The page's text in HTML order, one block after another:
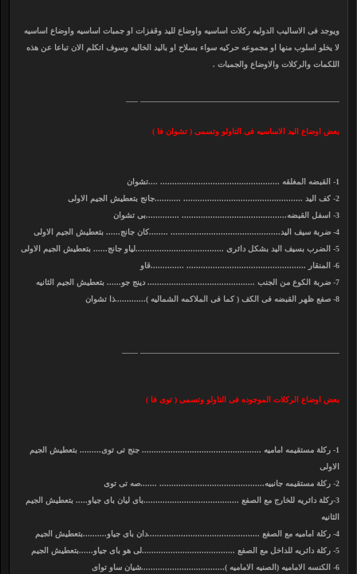
ويوجد فى الاساليب الدوليه ركلات اساسيه واوضاع لليد وقفزات او جمبات اساسيه واوضاع اساسيه
لا يخلو اسلوب منها او مجموعه حركيه سواء بسلاح او باليد الخاليه وسوف اتكلم الان تباعا عن هذه
اللكمات والركلات والاوضاع والجمبات .
بعض اوضاع اليد الاساسيه فى التاولو وتسمى ( تشوان فا )
1- القبضه المغلقه .................................................. ....تشوان
2- كف اليد .................................................. ...........جانج بتعطيش الجيم الاولى
3- اسفل القبضه............................................ ..............بى تشوان
4- ضربة سيف اليد.............................................. ........كان جانج...... بتعطيش الجيم الاولى
5- الضرب بسيف اليد بشكل دائرى .....................................لياو جانج...... بتعطيش الجيم الاولى
6- المنقار .................................................. ..............قاو
7- ضربة الكوع من الجنب ............................................. دينج جو...... بتعطيش الجيم الثانيه
8- صفع ظهر القبضه فى الكف ( كما فى الملاكمه الشماليه ).............ذا تشوان
بعض اوضاع الركلات الموجوده فى التاولو وتسمى ( توى فا )
1- ركلة مستقيمه اماميه .................................................. جنج تى توى......... بتعطيش الجيم
الاولى
2- ركلة مستقيمه جانبيه............................................ .......صه تى توى
3-ركلة دائريه للخارج مع الصفع ........................................باى ليان باى جياو..... بتعطيش الجيم
الثانيه
4- ركلة اماميه مع الصفع ...............................................دان باى جياو..........بتعطيش الجيم
5- ركلة دائريه للداخل مع الصفع .......................................لى هو باى جياو......بتعطيش الجيم
6- الكنسه الاماميه (الصنيه الاماميه )...................................شيان ساو تواى